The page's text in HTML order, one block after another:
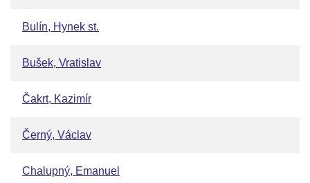
Bulín, Hynek st.
Bušek, Vratislav
Čakrt, Kazimír
Černý, Václav
Chalupný, Emanuel